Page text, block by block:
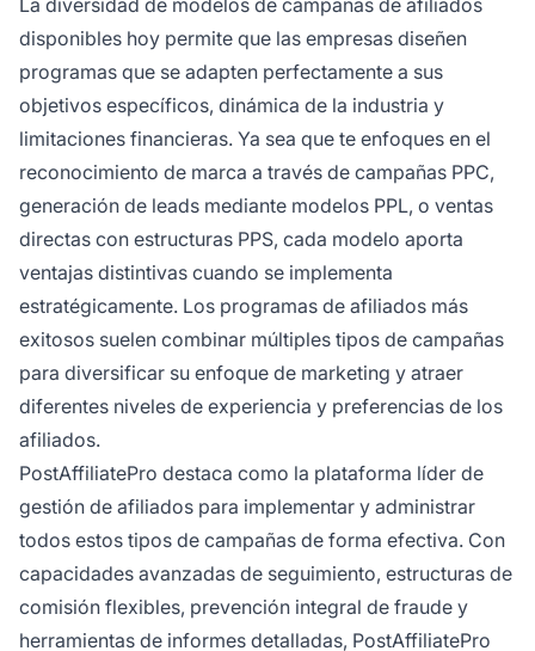
La diversidad de modelos de campañas de afiliados
disponibles hoy permite que las empresas diseñen
programas que se adapten perfectamente a sus
objetivos específicos, dinámica de la industria y
limitaciones financieras. Ya sea que te enfoques en el
reconocimiento de marca a través de campañas PPC,
generación de leads mediante modelos PPL, o ventas
directas con estructuras PPS, cada modelo aporta
ventajas distintivas cuando se implementa
estratégicamente. Los programas de afiliados más
exitosos suelen combinar múltiples tipos de campañas
para diversificar su enfoque de marketing y atraer
diferentes niveles de experiencia y preferencias de los
afiliados.
PostAffiliatePro destaca como la plataforma líder de
gestión de afiliados para implementar y administrar
todos estos tipos de campañas de forma efectiva. Con
capacidades avanzadas de seguimiento, estructuras de
comisión flexibles, prevención integral de fraude y
herramientas de informes detalladas, PostAffiliatePro